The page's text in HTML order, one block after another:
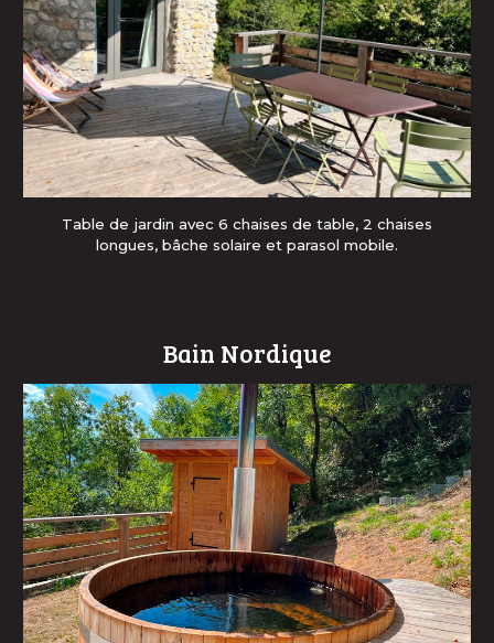
Table de jardin avec 6 chaises de table, 2 chaises
longues, bâche solaire et parasol mobile.
Bain Nordique